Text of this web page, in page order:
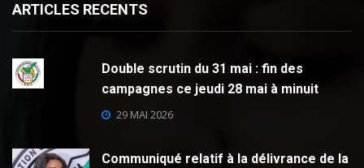
ARTICLES RECENTS
Double scrutin du 31 mai : fin des
campagnes ce jeudi 28 mai à minuit
29 MAI 2026
Communiqué relatif à la délivrance de la